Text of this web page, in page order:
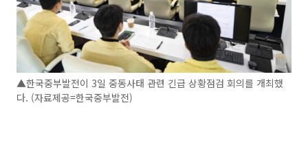
▲한국중부발전이 3일 중동사태 관련 긴급 상황점검 회의를 개최했
다. (자료제공=한국중부발전)